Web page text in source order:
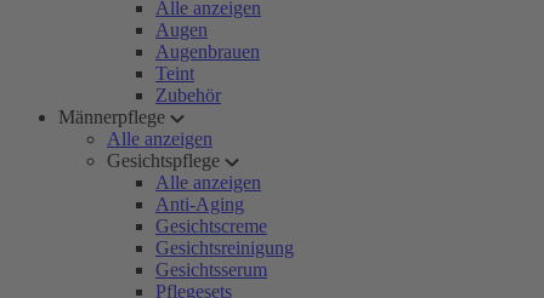
Alle anzeigen
Augen
Augenbrauen
Teint
Zubehör
Männerpflege
Alle anzeigen
Gesichtspflege
Alle anzeigen
Anti-Aging
Gesichtscreme
Gesichtsreinigung
Gesichtsserum
Pflegesets